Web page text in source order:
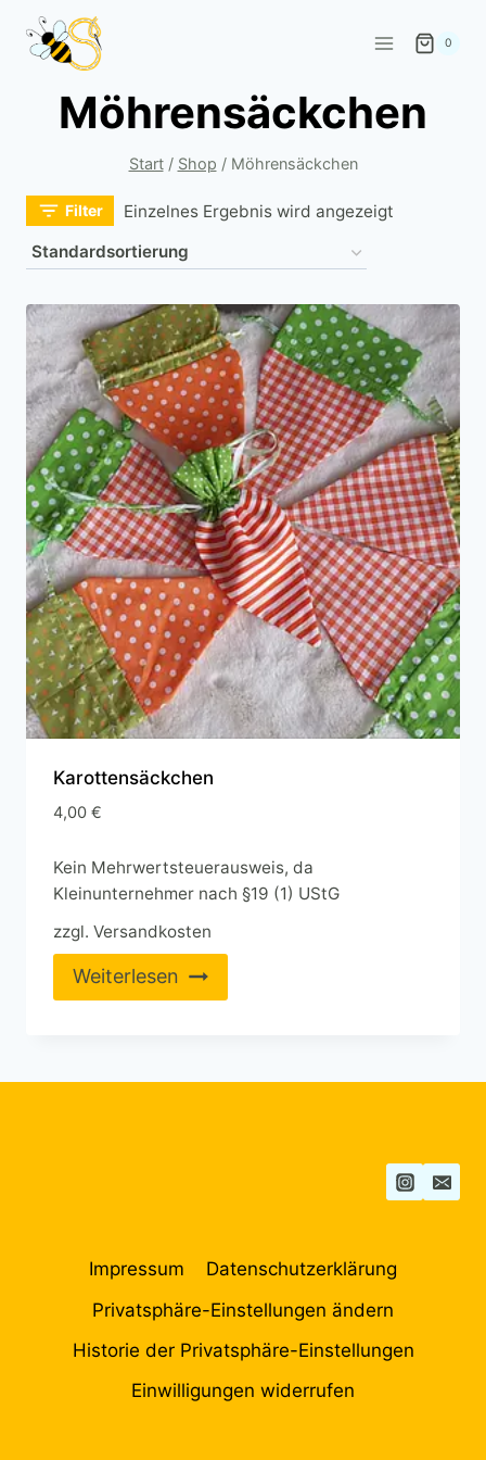
Inhalt
springen
0
Möhrensäckchen
Start / Shop / Möhrensäckchen
Filter Einzelnes Ergebnis wird angezeigt
Karottensäckchen
4,00 €
Kein Mehrwertsteuerausweis, da
Kleinunternehmer nach §19 (1) UStG
zzgl. Versandkosten
Weiterlesen
Impressum
Datenschutzerklärung
Privatsphäre-Einstellungen ändern
Historie der Privatsphäre-Einstellungen
Einwilligungen widerrufen